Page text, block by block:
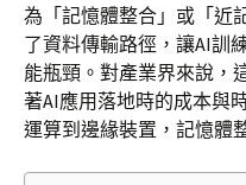
為「記憶體整合」或「近
了資料傳輸路徑，讓AI訓
能瓶頸。對產業界來說，
著AI應用落地時的成本與
運算到邊緣裝置，記憶體